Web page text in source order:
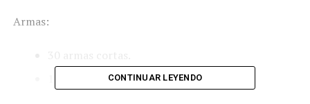
Armas:
10 armas largas.CONTINUAR LEYENDO